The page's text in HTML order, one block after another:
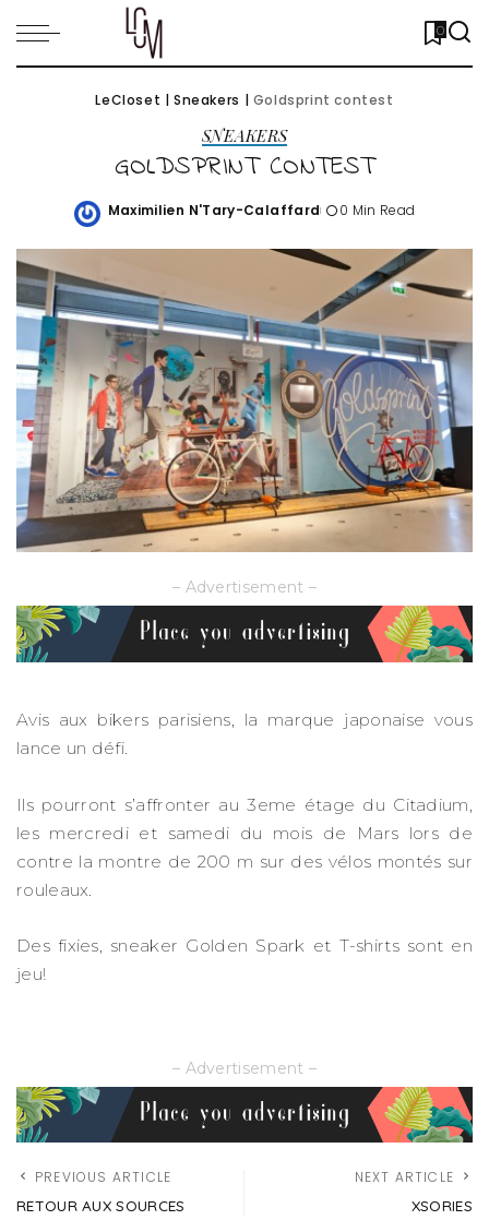
0
LeCloset |Sneakers | Goldsprint contest
SNEAKERS
GOLDSPRINT CONTEST
Posted
Maximilien N'Tary-Calaffard 0 Min Read
– Advertisement –
Avis aux bikers parisiens, la marque japonaise vous
lance un défi.
Ils pourront s’affronter au 3eme étage du Citadium,
les mercredi et samedi du mois de Mars lors de
contre la montre de 200 m sur des vélos montés sur
rouleaux.
Des fixies, sneaker Golden Spark et T-shirts sont en
jeu!
– Advertisement –
PREVIOUS ARTICLE
RETOUR AUX SOURCES
NEXT ARTICLE
XSORIES